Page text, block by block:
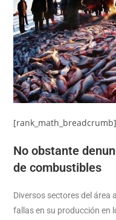
[rank_math_breadcrumb]
No obstante
de combustibles
Diversos sectores del área
fallas en su producción en